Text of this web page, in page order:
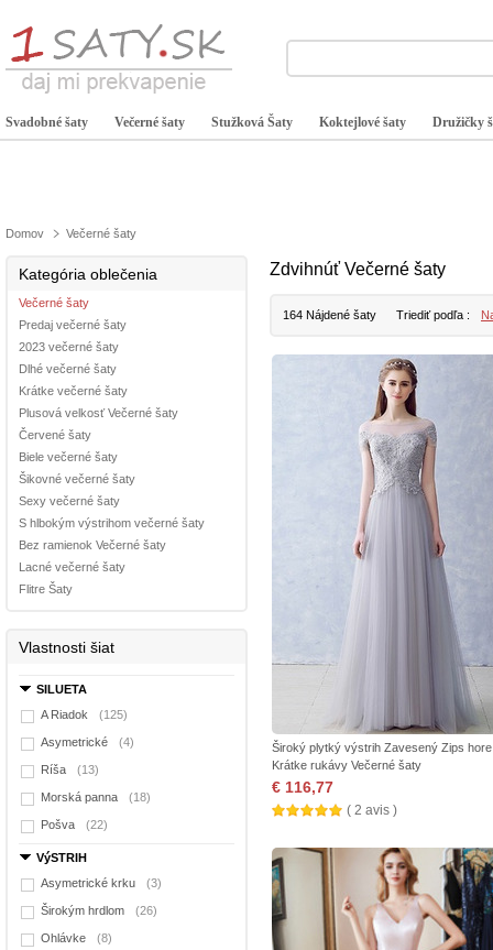
Svadobné šaty Večerné šaty Stužková Šaty Koktejlové šaty Družičky
Domov Večerné šaty
Kategória oblečenia
Večerné šaty
Predaj večerné šaty
2023 večerné šaty
Dlhé večerné šaty
Krátke večerné šaty
Plusová velkosť Večerné šaty
Červené šaty
Biele večerné šaty
Šikovné večerné šaty
Sexy večerné šaty
S hlbokým výstrihom večerné šaty
Bez ramienok Večerné šaty
Lacné večerné šaty
Flitre Šaty
Vlastnosti šiat
SILUETA
A Riadok
(125)
Asymetrické (4)
Ríša (13)
Morská panna (18)
Pošva (22)
VýSTRIH
Asymetrické krku
(3)
Širokým hrdlom (26)
Ohlávke (8)
Zdvihnúť Večerné šaty
164 Nájdené šaty Triediť podľa :
Široký plytký výstrih Zavesený Zips hore
Krátke rukávy Večerné šaty
€ 116,77
( 2 avis )